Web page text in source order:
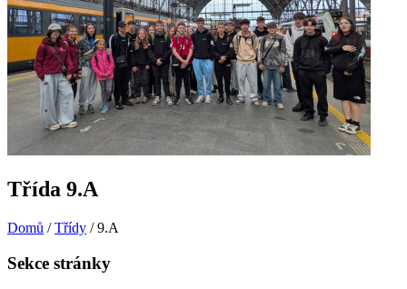
Třída 9.A
Domů / Třídy / 9.A
Sekce stránky